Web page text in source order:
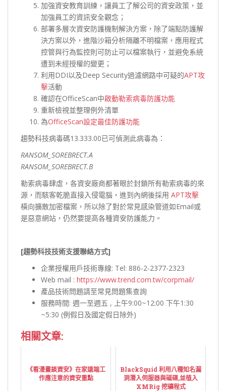
加強資安教育訓練，讓員工了解公司的資安政策，並
加強員工的資訊安全觀念；
部署多層次資安防護機制解決方案，除了端點防護解
決方案以外，進階沙箱分析隔離不明檔案，應用程式
控管與行為監控則可防止可以檔案執行，並避免系統
遭到未經授權的變更；
利用DDI以及Deep Security過濾網路中可疑的APT攻
擊活動
確認在OfficeScan中啟動勒索病毒防護功能
重新檢視並整理例外清單
為OfficeScan設定最佳防護功能
趨勢科技病毒碼13.333.00已可偵測此病毒為：
RANSOM_SOREBRECT.A
RANSOM_SOREBRECT.B
勒索病毒肆虐，各資安廠商都著眼於封鎖所有勒索病毒的來
源，而駭客乾脆直接入侵電腦，進到內網後採用 APT攻擊
橫向擴散加密檔案，所以除了對於常見感染管道如Email或
是惡意網站，仍然要提高各種資安防護能力。
[趨勢科技技術支援聯絡方式]
企業授權用戶技術專線: Tel: 886-2-2377-2323
Web mail : https://www.trend.com.tw/corpmail/
產品技術問題請至常見問題集查詢
服務時間: 週一至週五 , 上午9:00~12:00 下午1:30
~5:30 (例假日及國定假日除外)
相關文章:
《看漫畫談資安》在家遠端工
作應注意的資安重點
BlackSquid 利用八種知名漏
洞潛入伺服器與磁碟,並植入
XMRig 挖礦程式